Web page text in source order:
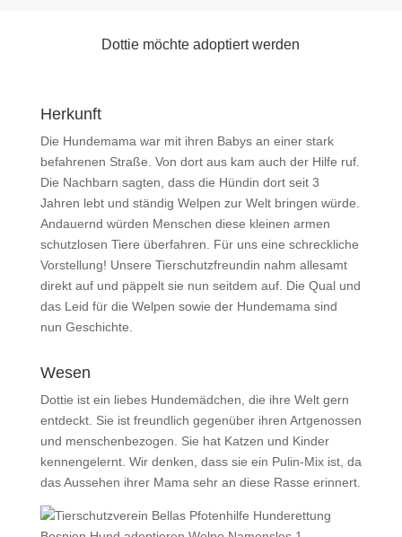
Dottie möchte adoptiert werden
Herkunft
Die Hundemama war mit ihren Babys an einer stark
befahrenen Straße. Von dort aus kam auch der Hilfe ruf.
Die Nachbarn sagten, dass die Hündin dort seit 3
Jahren lebt und ständig Welpen zur Welt bringen würde.
Andauernd würden Menschen diese kleinen armen
schutzlosen Tiere überfahren. Für uns eine schreckliche
Vorstellung! Unsere Tierschutzfreundin nahm allesamt
direkt auf und päppelt sie nun seitdem auf. Die Qual und
das Leid für die Welpen sowie der Hundemama sind
nun Geschichte.
Wesen
Dottie ist ein liebes Hundemädchen, die ihre Welt gern
entdeckt. Sie ist freundlich gegenüber ihren Artgenossen
und menschenbezogen. Sie hat Katzen und Kinder
kennengelernt. Wir denken, dass sie ein Pulin-Mix ist, da
das Aussehen ihrer Mama sehr an diese Rasse erinnert.